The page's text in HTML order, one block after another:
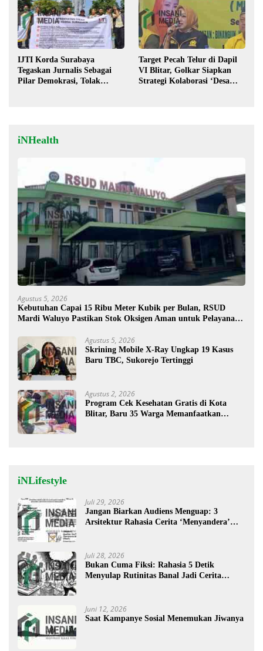
IJTI Korda Surabaya
Tegaskan Jurnalis Sebagai
Pilar Demokrasi, Tolak
Target Pecah Telur di Dapil
VI Blitar, Golkar Siapkan
Strategi Kolaborasi ‘Desa
iNHealth
Agustus 5, 2026
Kebutuhan Capai 15 Ribu Meter Kubik per Bulan, RSUD
Mardi Waluyo Pastikan Stok Oksigen Aman untuk Pelayanan
Agustus 5, 2026
Skrining Mobile X-Ray Ungkap 19 Kasus
Baru TBC, Sukorejo Tertinggi
Agustus 2, 2026
Program Cek Kesehatan Gratis di Kota
Blitar, Baru 35 Warga Memanfaatkan
iNLifestyle
Juli 29, 2026
Jangan Biarkan Audiens Menguap: 3
Arsitektur Rahasia Cerita ‘Menyandera’
Juli 28, 2026
Bukan Cuma Fiksi: Rahasia 5 Detik
Menyulap Rutinitas Banal Jadi Cerita
Juni 12, 2026
Saat Kampanye Sosial Menemukan Jiwanya